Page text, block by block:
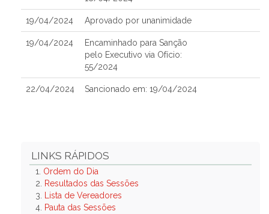
19/04/2024 Aprovado por unanimidade
19/04/2024
Encaminhado para Sanção
pelo Executivo via Ofício:
55/2024
22/04/2024 Sancionado em: 19/04/2024
LINKS RÁPIDOS
1. Ordem do Dia
2.
Resultados das Sessões
3.
Lista de Vereadores
4. Pauta das Sessões